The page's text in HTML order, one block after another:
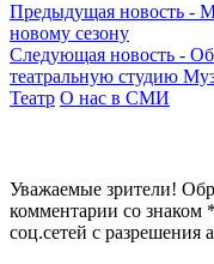
Предыдущая новость -
новому сезону
Следующая новость -
театральную студию
Театр О нас в СМИ
Уважаемые зрители!
комментарии со
соц.сетей с разрешения